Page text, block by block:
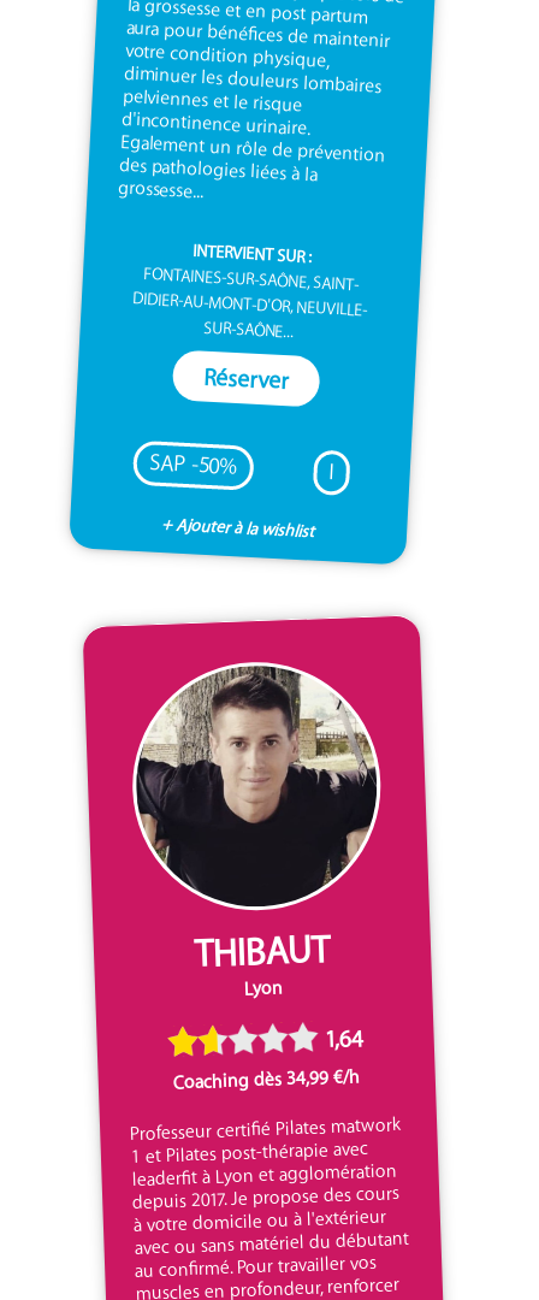
grossesse...
INTERVIENT SUR :
FONTAINES-SUR-SAÔNE, SAINT-
DIDIER-AU-MONT-D'OR, NEUVILLE-
SUR-SAÔNE...
Réserver
SAP -50% I
+ Ajouter à la wishlist
THIBAUT
Lyon
1,64
Coaching dès 34,99 €/h
Professeur certifié Pilates matwork
1 et Pilates post-thérapie avec
leaderfit à Lyon et agglomération
depuis 2017. Je propose des cours
à votre domicile ou à l'extérieur
avec ou sans matériel du débutant
au confirmé. Pour travailler vos
muscles en profondeur, renforcer